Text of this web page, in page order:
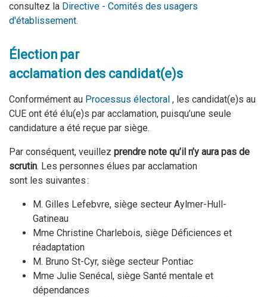
consultez la Directive - Comités des usagers
d'établissement.
Élection par
acclamation des candidat(e)s
Conformément au Processus électoral , les candidat(e)s au
CUE ont été élu(e)s par acclamation, puisqu’une seule
candidature a été reçue par siège.
Par conséquent, veuillez prendre note qu’il n’y aura pas de
scrutin. Les personnes élues par acclamation
sont les suivantes :
M. Gilles Lefebvre, siège secteur Aylmer-Hull-
Gatineau
Mme Christine Charlebois, siège Déficiences et
réadaptation
M. Bruno St-Cyr, siège secteur Pontiac
Mme Julie Senécal, siège Santé mentale et
dépendances